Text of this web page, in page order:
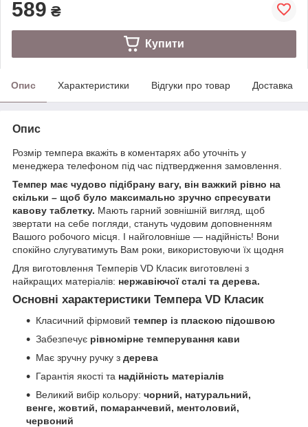
589 ₴
Купити
Опис Характеристики Відгуки про товар Доставка
Опис
Розмір темпера вкажіть в коментарях або уточніть у
менеджера телефоном під час підтвердження замовлення.
Темпер має чудово підібрану вагу, він важкий рівно на
скільки – щоб було максимально зручно спресувати
кавову таблетку. Мають гарний зовнішній вигляд, щоб
звертати на себе погляди, стануть чудовим доповненням
Вашого робочого місця. І найголовніше — надійність! Вони
спокійно слугуватимуть Вам роки, використовуючи їх щодня
Для виготовлення Темперів VD Класик виготовлені з
найкращих матеріалів: нержавіючої сталі та дерева.
Основні характеристики Темпера VD Класик
Класичний фірмовий темпер із пласкою підошвою
Забезпечує рівномірне темперування кави
Має зручну ручку з дерева
Гарантія якості та надійність матеріалів
Великий вибір кольору: чорний, натуральний,
венге, жовтий, помаранчевий, ментоловий,
червоний